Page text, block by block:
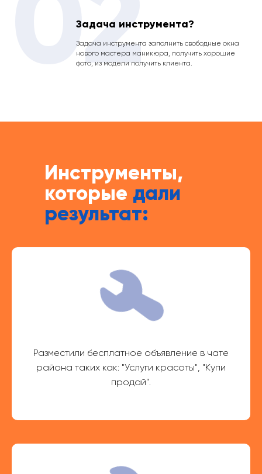
Задача инструмента?
Задача инструмента заполнить свободные окна
нового мастера маникюра, получить хорошие
фото, из модели получить клиента.
Инструменты,
которые дали
результат:
Разместили бесплатное объявление в чате
района таких как: "Услуги красоты", "Купи
продай".